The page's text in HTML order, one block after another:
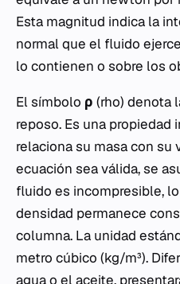
Esta magnitud indica la
normal que el fluido
lo contienen o sobre los
El símbolo ρ (rho) denota
reposo. Es una
relaciona su masa con su
ecuación sea válida, se
fluido es incompresible,
densidad permanece
columna. La unidad
metro cúbico (kg/m³).
agua o el aceite,